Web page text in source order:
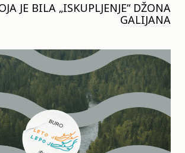
JE BILA „ISKUPLJENJE“ DŽONA
GALIJANA